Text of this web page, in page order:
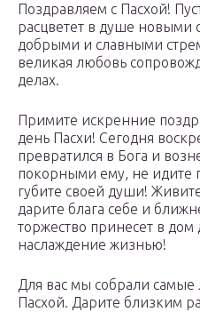
Поздравляем с Пасхой!
расцветет в душе новыми
добрыми и славными
великая любовь
делах.
Примите искренние
день Пасхи! Сегодня
превратился в Бога и
покорными ему, не идите
губите своей души!
дарите блага себе и
торжество принесет в дом
наслаждение жизнью!
Для вас мы собрали
Пасхой. Дарите близким